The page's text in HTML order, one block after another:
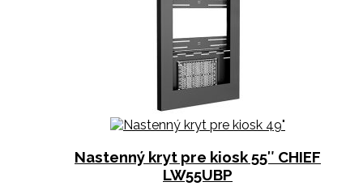
Nastenný kryt pre kiosk 55″ CHIEF
LW55UBP